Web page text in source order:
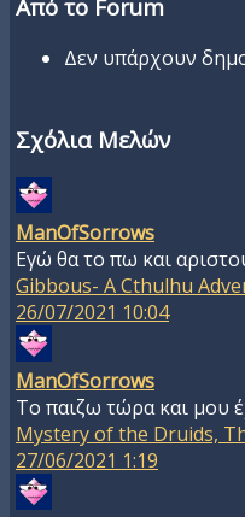
Από το Forum
Δεν υπάρχουν
Σχόλια Μελών
ManOfSorrows
Εγώ θα το πω και
Gibbous- A Cthulhu
26/07/2021 10:04
ManOfSorrows
To παιζω τώρα και μου
Mystery of the Druids,
27/06/2021 1:19